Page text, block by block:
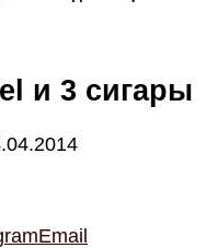
и 3 сигары
Email